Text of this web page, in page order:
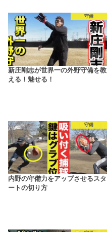
守備
新庄剛志が世界一の外野守備を教
える！魅せる！
守備
内野の守備力をアップさせるスタ
ートの切り方